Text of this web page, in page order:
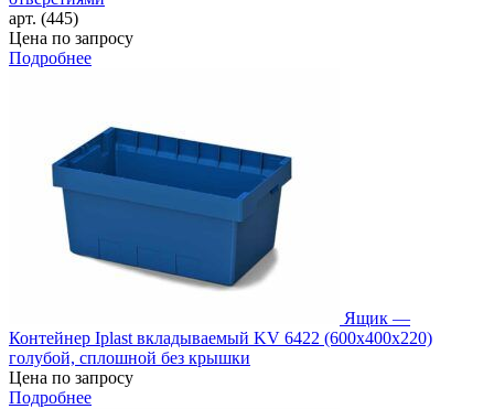
арт. (445)
Цена по запросу
Подробнее
Ящик —
Контейнер Iplast вкладываемый KV 6422 (600х400х220)
голубой, сплошной без крышки
Цена по запросу
Подробнее